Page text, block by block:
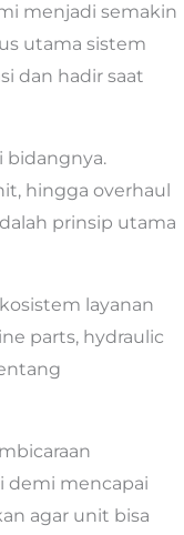
menjadi semakin
utama sistem
dan hadir saat
bidangnya.
hingga overhaul
prinsip utama
layanan
parts, hydraulic
demi mencapai
agar unit bisa